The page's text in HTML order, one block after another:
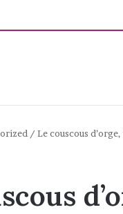
/ Le couscous